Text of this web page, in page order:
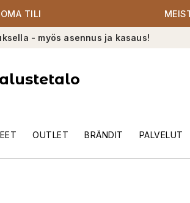
OMA TILI
- myös asennus ja kasaus!
OUTLET BRÄNDIT PALVELUT